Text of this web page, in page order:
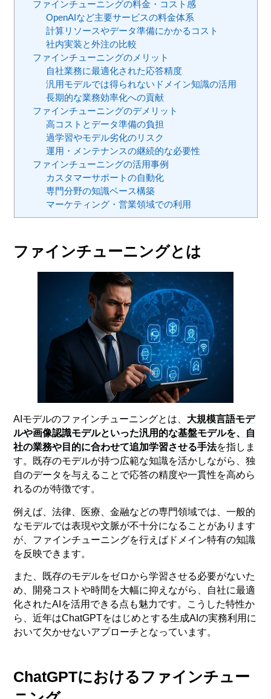
ファインチューニングの料金・コスト感
OpenAIなど主要サービスの料金体系
計算リソースやデータ準備にかかるコスト
社内実装と外注の比較
ファインチューニングのメリット
自社業務に最適化された応答精度
汎用モデルでは得られないドメイン知識の活用
長期的な業務効率化への貢献
ファインチューニングのデメリット
高コストとデータ準備の負担
過学習やモデル劣化のリスク
運用・メンテナンスの継続的な必要性
ファインチューニングの活用事例
カスタマーサポートの自動化
専門分野の知識ベース構築
マーケティング・営業領域での利用
ファインチューニングとは
AIモデルのファインチューニングとは、 大規模言語モデ
ルや画像認識モデルといった汎用的な基盤モデルを、自
社の業務や目的に合わせて追加学習させる手法を指しま
す。既存のモデルが持つ広範な知識を活かしながら、独
自のデータを与えることで応答の精度や一貫性を高めら
れるのが特徴です。
例えば、法律、医療、金融などの専門領域では、一般的
なモデルでは表現や文脈が不十分になることがあります
が、ファインチューニングを行えばドメイン特有の知識
を反映できます。
また、既存のモデルをゼロから学習させる必要がないた
め、開発コストや時間を大幅に抑えながら、自社に最適
化されたAIを活用できる点も魅力です。こうした特性か
ら、近年はChatGPTをはじめとする生成AIの実務利用に
おいて欠かせないアプローチとなっています。
ChatGPTにおけるファインチュー